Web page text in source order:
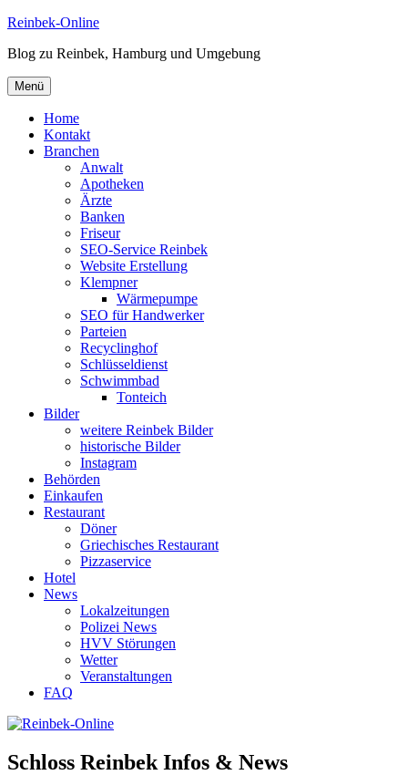
Zum
springen
Reinbek-Online
Blog zu Reinbek, Hamburg und Umgebung
Menü
Home
Kontakt
Branchen
Anwalt
Apotheken
Ärzte
Banken
Friseur
SEO-Service Reinbek
Website Erstellung
Klempner
Wärmepumpe
SEO für Handwerker
Parteien
Recyclinghof
Schlüsseldienst
Schwimmbad
Tonteich
Bilder
weitere Reinbek Bilder
historische Bilder
Instagram
Behörden
Einkaufen
Restaurant
Döner
Griechisches Restaurant
Pizzaservice
Hotel
News
Lokalzeitungen
Polizei News
HVV Störungen
Wetter
Veranstaltungen
FAQ
Schloss Reinbek Infos & News